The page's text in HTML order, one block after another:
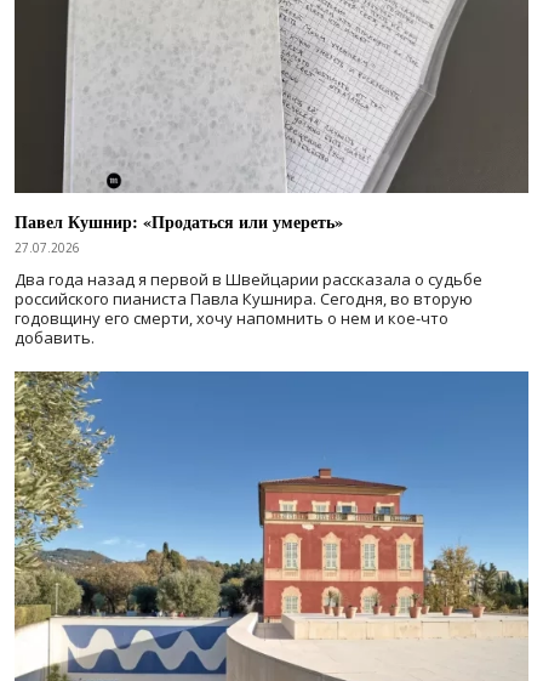
Павел Кушнир: «Продаться или умереть»
27.07.2026
Два года назад я первой в Швейцарии рассказала о судьбе
российского пианиста Павла Кушнира. Сегодня, во вторую
годовщину его смерти, хочу напомнить о нем и кое-что
добавить.